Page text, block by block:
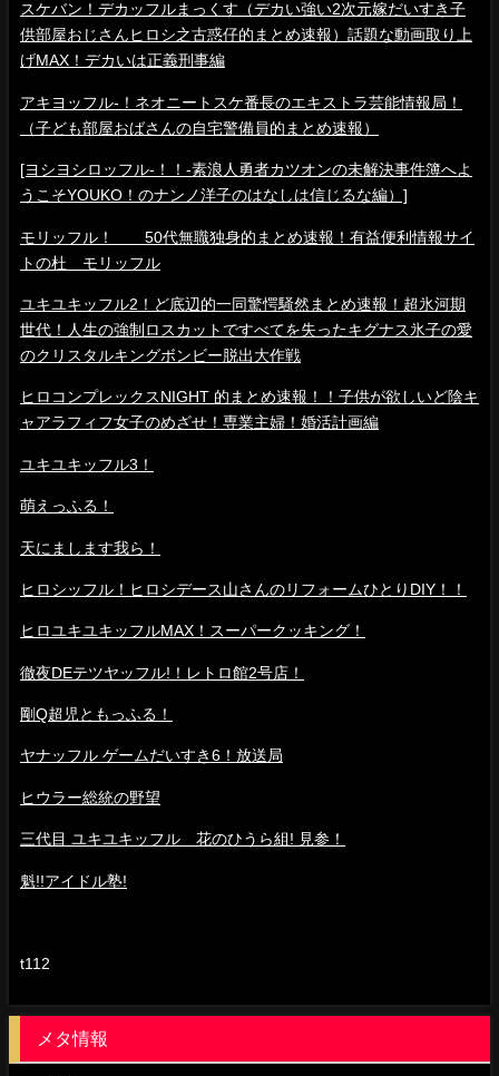
スケバン！デカッフルまっくす（デカい強い2次元嫁だいすき子
供部屋おじさんヒロシ之古惑仔的まとめ速報）話題な動画取り上
げMAX！デカいは正義刑事編
アキヨッフル-！ネオニートスケ番長のエキストラ芸能情報局！
（子ども部屋おばさんの自宅警備員的まとめ速報）
[ヨシヨシロッフル-！！-素浪人勇者カツオンの未解決事件簿へよ
うこそYOUKO！のナンノ洋子のはなしは信じるな編）]
モリッフル！ 50代無職独身的まとめ速報！有益便利情報サイ
トの杜 モリッフル
ユキユキッフル2！ど底辺的一同驚愕騒然まとめ速報！超氷河期
世代！人生の強制ロスカットですべてを失ったキグナス氷子の愛
のクリスタルキングボンビー脱出大作戦
ヒロコンプレックスNIGHT 的まとめ速報！！子供が欲しいど陰キ
ャアラフィフ女子のめざせ！専業主婦！婚活計画編
ユキユキッフル3！
萌えっふる！
天にまします我ら！
ヒロシッフル！ヒロシデース山さんのリフォームひとりDIY！！
ヒロユキユキッフルMAX！スーパークッキング！
徹夜DEテツヤッフル!！レトロ館2号店！
剛Q超児ともっふる！
ヤナッフル ゲームだいすき6！放送局
ヒウラー総統の野望
三代目 ユキユキッフル 花のひうら組! 見参！
魁!!アイドル塾!
t112
メタ情報